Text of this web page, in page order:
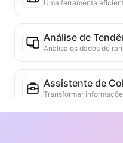
Análise de
Assistente de